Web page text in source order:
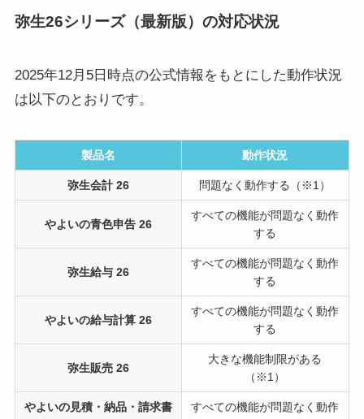
弥生26シリーズ（最新版）の対応状況
2025年12月5日時点の公式情報をもとにした動作状況
は以下のとおりです。
製品名 動作状況
弥生会計 26 問題なく動作する（※1）
やよいの青色申告 26
すべての機能が問題なく動作
する
弥生給与 26
すべての機能が問題なく動作
する
やよいの給与計算 26
すべての機能が問題なく動作
する
弥生販売 26
大きな機能制限がある
（※1）
やよいの見積・納品・請求書
すべての機能が問題なく動作